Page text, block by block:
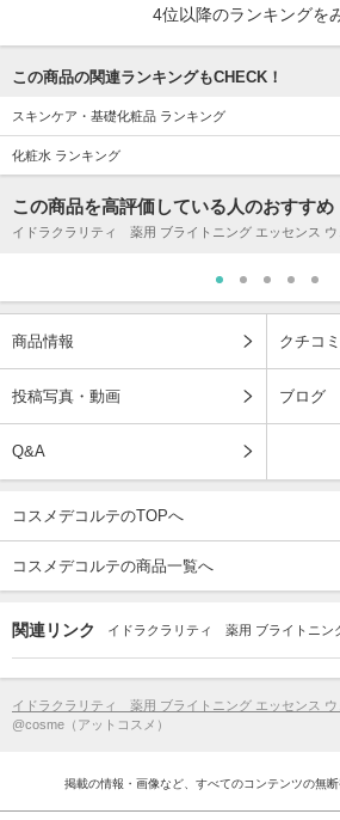
4位以降のランキングを
この商品の関連ランキングもCHECK！
スキンケア・基礎化粧品 ランキング
化粧水 ランキング
この商品を高評価している人のおすすめ
イドラクラリティ 薬用 ブライトニング エッセンス ウ
商品情報 クチコミ
投稿写真・動画 ブログ
Q&A
コスメデコルテのTOPへ
コスメデコルテの商品一覧へ
関連リンク イドラクラリティ 薬用 ブライトニン
イドラクラリティ 薬用 ブライトニング エッセンス ウ
@cosme（アットコスメ）
掲載の情報・画像など、すべてのコンテンツの無断